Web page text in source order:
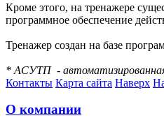
Кроме этого, на тренажере
программное обеспечение
Тренажер создан на базе
* АСУТП -
Контакты Карта сайта Наверх
О компании